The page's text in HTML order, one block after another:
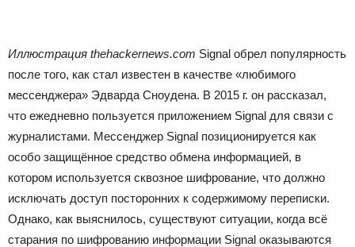
Иллюстрация thehackernews.com Signal обрел популярность
после того, как стал известен в качестве «любимого
мессенджера» Эдварда Сноудена. В 2015 г. он рассказал,
что ежедневно пользуется приложением Signal для связи с
журналистами. Мессенджер Signal позиционируется как
особо защищённое средство обмена информацией, в
котором используется сквозное шифрование, что должно
исключать доступ посторонних к содержимому переписки.
Однако, как выяснилось, существуют ситуации, когда всё
старания по шифрованию информации Signal оказываются